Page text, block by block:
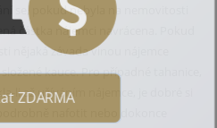
se, pokud nebyla na nemovitosti
částka nájemci navrácena. Pokud
nějaká závada vinou nájemce
kauce. Pro případné tahanice,
li až užíváním nájemce, je dobré si
ZDARMA